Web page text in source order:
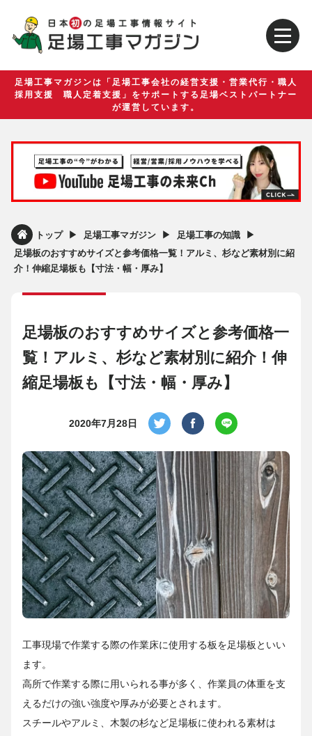
足場工事マガジンは「足場工事会社の経営支援・営業代行・職人
採用支援 職人定着支援」をサポートする足場ベストパートナー
が運営しています。
トップ ▶︎ 足場工事マガジン ▶︎ 足場工事の知識 ▶︎
足場板のおすすめサイズと参考価格一覧！アルミ、杉など素材別に紹
介！伸縮足場板も【寸法・幅・厚み】
足場板のおすすめサイズと参考価格一
覧！アルミ、杉など素材別に紹介！伸
縮足場板も【寸法・幅・厚み】
2020年7月28日
工事現場で作業する際の作業床に使用する板を足場板といい
ます。
高所で作業する際に用いられる事が多く、作業員の体重を支
えるだけの強い強度や厚みが必要とされます。
スチールやアルミ、木製の杉など足場板に使われる素材は